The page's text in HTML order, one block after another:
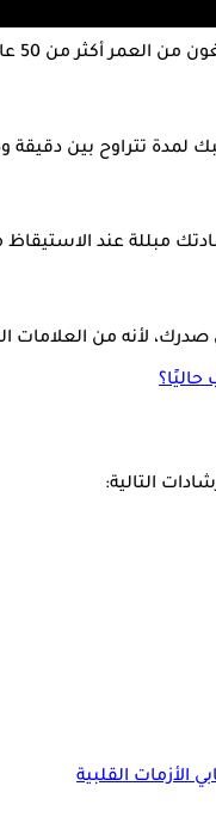
غالبًا ما تشمل تساقط الشعر.
لمدة تتراوح بين دقيقة
مبللة عند
لأنه من العلامات
حاليًا؟
التالية:
الأزمات القلبية